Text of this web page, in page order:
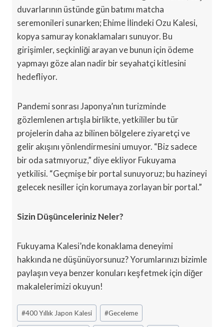
duvarlarının üstünde gün batımı matcha
seremonileri sunarken; Ehime İlindeki Ozu Kalesi,
kopya samuray konaklamaları sunuyor. Bu
girişimler, seçkinliği arayan ve bunun için ödeme
yapmayı göze alan nadir bir seyahatçi kitlesini
hedefliyor.
Pandemi sonrası Japonya’nın turizminde
gözlemlenen artışla birlikte, yetkililer bu tür
projelerin daha az bilinen bölgelere ziyaretçi ve
gelir akışını yönlendirmesini umuyor. “Biz sadece
bir oda satmıyoruz,” diye ekliyor Fukuyama
yetkilisi. “Geçmişe bir portal sunuyoruz; bu hazineyi
gelecek nesiller için korumaya zorlayan bir portal.”
Sizin Düşünceleriniz Neler?
Fukuyama Kalesi’nde konaklama deneyimi
hakkında ne düşünüyorsunuz? Yorumlarınızı bizimle
paylaşın veya benzer konuları keşfetmek için diğer
makalelerimizi okuyun!
Post
Tags:
#400 Yıllık Japon Kalesi #Geceleme